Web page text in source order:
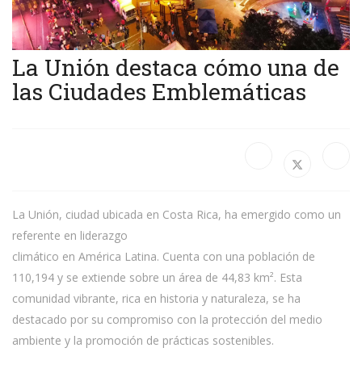
La Unión destaca cómo una de
las Ciudades Emblemáticas
La Unión, ciudad ubicada en Costa Rica, ha emergido como un
referente en liderazgo
climático en América Latina. Cuenta con una población de
110,194 y se extiende sobre un área de 44,83 km². Esta
comunidad vibrante, rica en historia y naturaleza, se ha
destacado por su compromiso con la protección del medio
ambiente y la promoción de prácticas sostenibles.